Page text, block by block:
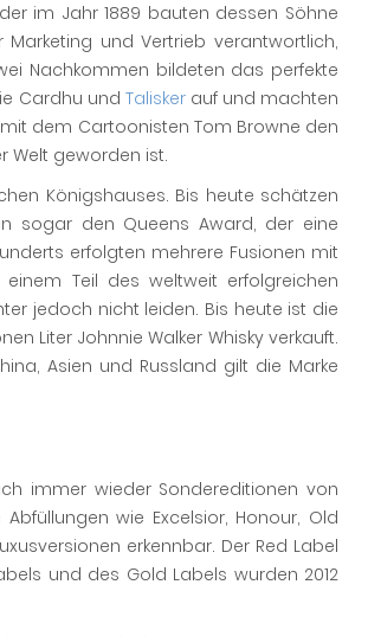
im Jahr 1889 bauten dessen Söhne
und Vertrieb verantwortlich,
Nachkommen bildeten das perfekte
Cardhu und Taliskerauf und machten
dem Cartoonisten Tom Browne den
Welt geworden ist.
Königshauses. Bis heute schätzen
sogar den Queens Award, der eine
erfolgten mehrere Fusionen mit
Teil des weltweit erfolgreichen
jedoch nicht leiden. Bis heute ist die
Liter Johnnie Walker Whisky verkauft.
Asien und Russland gilt die Marke
immer wieder Sondereditionen von
wie Excelsior, Honour, Old
erkennbar. Der Red Label
und des Gold Labels wurden 2012